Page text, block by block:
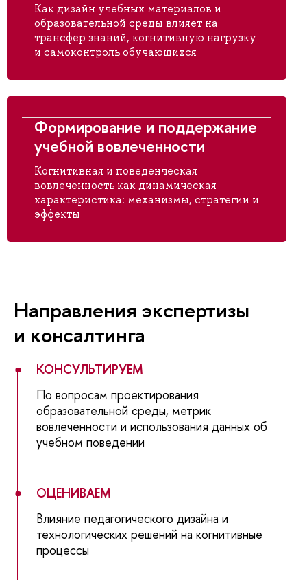
Как дизайн учебных материалов и
образовательной среды влияет на
трансфер знаний, когнитивную нагрузку
и самоконтроль обучающихся
Формирование и поддержание
учебной вовлеченности
Когнитивная и поведенческая
вовлеченность как динамическая
характеристика: механизмы, стратегии и
эффекты
Направления экспертизы
и консалтинга
КОНСУЛЬТИРУЕМ
По вопросам проектирования
образовательной среды, метрик
вовлеченности и использования данных об
учебном поведении
ОЦЕНИВАЕМ
Влияние педагогического дизайна и
технологических решений на когнитивные
процессы